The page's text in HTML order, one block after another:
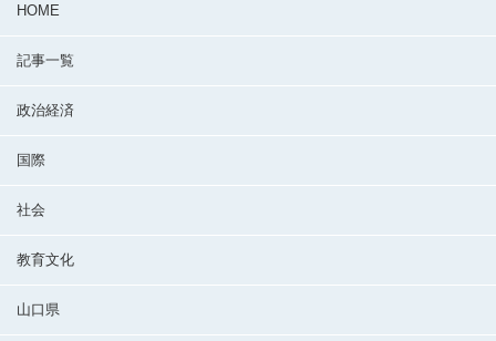
HOME
記事一覧
政治経済
国際
社会
教育文化
山口県